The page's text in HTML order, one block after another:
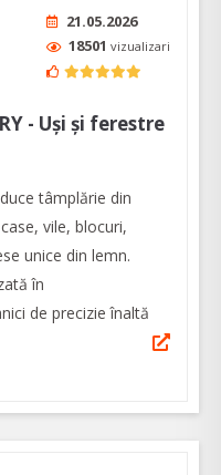
21.05.2026
18501 vizualizari
- Uși și ferestre
tâmplărie din
vile, blocuri,
unice din lemn.
în
de precizie înaltă